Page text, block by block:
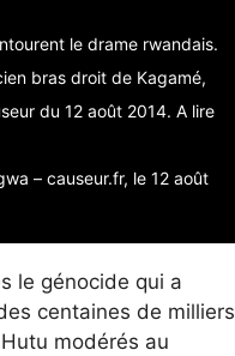
le drame rwandais.
bras droit de Kagamé,
du 12 août 2014. A lire
– causeur.fr, le 12 août
le génocide qui a
centaines de milliers
modérés au